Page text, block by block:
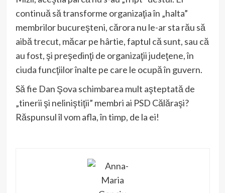
continuă să transforme organizaţia în „halta”
membrilor bucureşteni, cărora nu le-ar sta rău să
aibă trecut, măcar pe hârtie, faptul că sunt, sau că
au fost, şi preşedinţi de organizaţii judeţene, în
ciuda funcţiilor înalte pe care le ocupă în guvern.
Să fie Dan Şova schimbarea mult aşteptată de
„tinerii şi neliniştiţii” membri ai PSD Călăraşi?
Răspunsul îl vom afla, în timp, de la ei!